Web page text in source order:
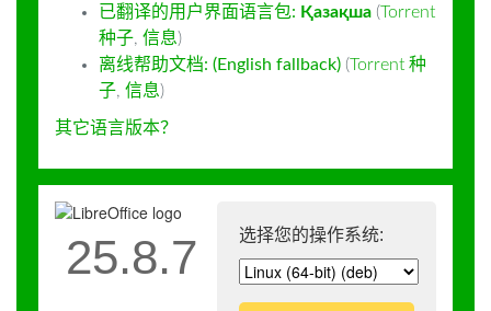
已翻译的用户界面语言包: Қазақша (Torrent
种子, 信息)
离线帮助文档: (English fallback) (Torrent 种
子, 信息)
其它语言版本？
选择您的操作系统:
25.8.7